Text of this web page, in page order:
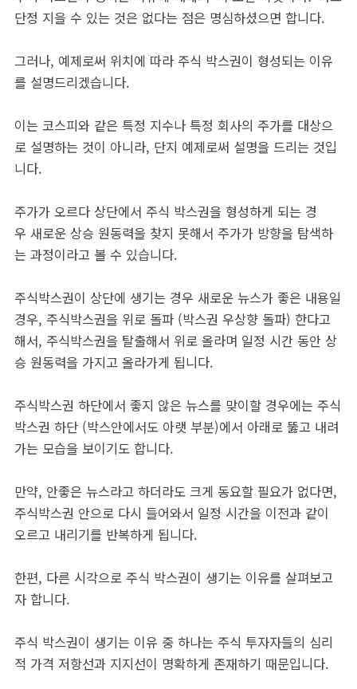
단정 지을 수 있는 것은 없다는 점은 명심하셨으면 합니다.
그러나, 예제로써 위치에 따라 주식 박스권이 형성되는 이유
를 설명드리겠습니다.
이는 코스피와 같은 특정 지수나 특정 회사의 주가를 대상으
로 설명하는 것이 아니라, 단지 예제로써 설명을 드리는 것입
니다.
주가가 오르다 상단에서 주식 박스권을 형성하게 되는 경
우 새로운 상승 원동력을 찾지 못해서 주가가 방향을 탐색하
는 과정이라고 볼 수 있습니다.
주식박스권이 상단에 생기는 경우 새로운 뉴스가 좋은 내용일
경우, 주식박스권을 위로 돌파 (박스권 우상향 돌파) 한다고
해서, 주식박스권을 탈출해서 위로 올라며 일정 시간 동안 상
승 원동력을 가지고 올라가게 됩니다.
주식박스권 하단에서 좋지 않은 뉴스를 맞이할 경우에는 주식
박스권 하단 (박스안에서도 아랫 부분)에서 아래로 뚫고 내려
가는 모습을 보이기도 합니다.
만약, 안좋은 뉴스라고 하더라도 크게 동요할 필요가 없다면,
주식박스권 안으로 다시 들어와서 일정 시간을 이전과 같이
오르고 내리기를 반복하게 됩니다.
한편, 다른 시각으로 주식 박스권이 생기는 이유를 살펴보고
자 합니다.
주식 박스권이 생기는 이유 중 하나는 주식 투자자들의 심리
적 가격 저항선과 지지선이 명확하게 존재하기 때문입니다.